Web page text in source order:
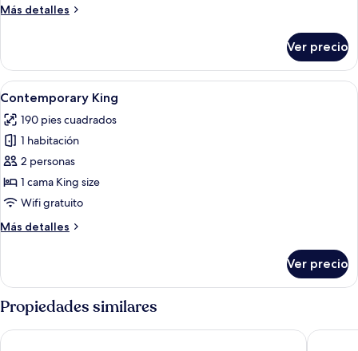
Más detalles
Más
Queen
Ver precio
Abrir
todas
las
fotos
de
Contemporary
King
Habitación de hotel con una cama
2
Contemporary King
190 pies cuadrados
1 habitación
2 personas
1 cama King size
Wifi gratuito
Más detalles
Más
King
Ver precio
Propiedades similares
Hotel Henri NY ROW